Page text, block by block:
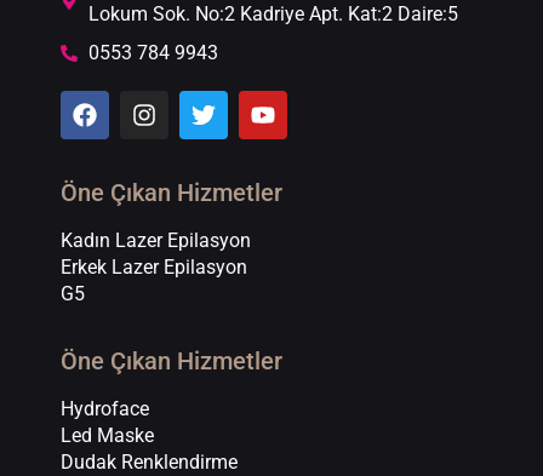
Lokum Sok. No:2 Kadriye Apt. Kat:2 Daire:5
0553 784 9943
Öne Çıkan Hizmetler
Kadın Lazer Epilasyon
Erkek Lazer Epilasyon
G5
Öne Çıkan Hizmetler
Hydroface
Led Maske
Dudak Renklendirme